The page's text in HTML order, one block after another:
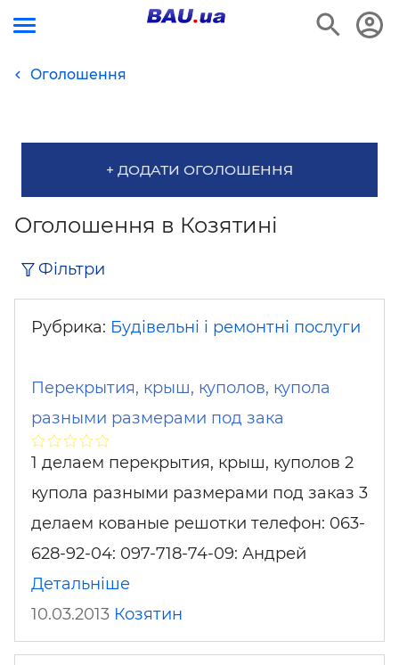
Оголошення
+ ДОДАТИ ОГОЛОШЕННЯ
Оголошення в Козятині
Фільтри
Рубрика: Будівельні і ремонтні послуги
Перекрытия, крыш, куполов, купола
разными размерами под зака
1 делаем перекрытия, крыш, куполов 2
купола разными размерами под заказ 3
делаем кованые решотки телефон: 063-
628-92-04: 097-718-74-09: Андрей
Детальніше
10.03.2013 Козятин